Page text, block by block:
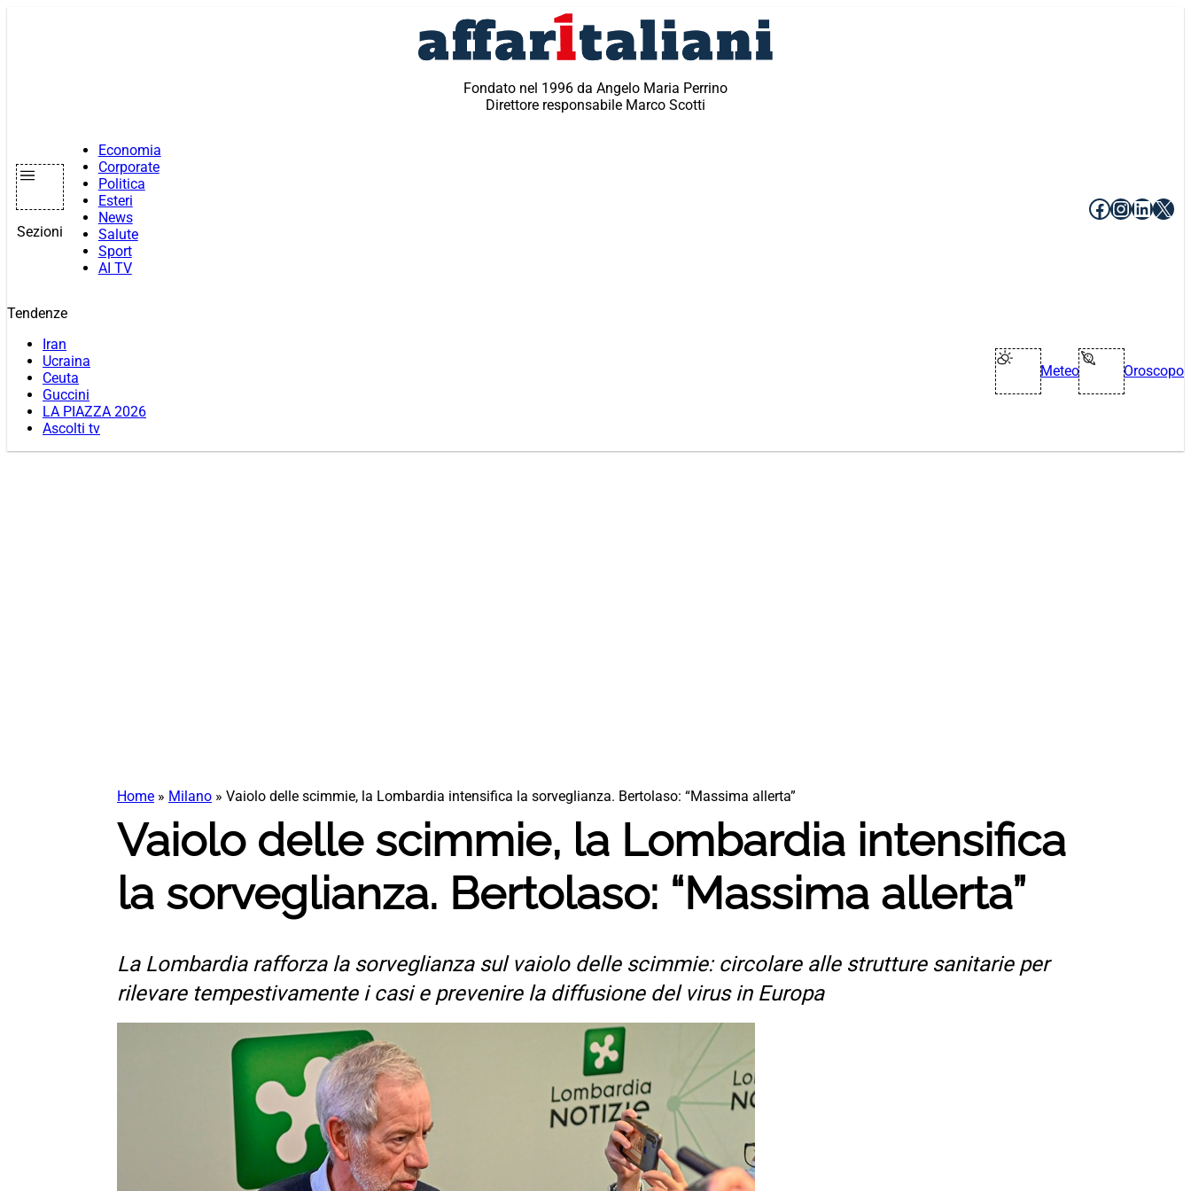
Fondato nel 1996 da Angelo Maria Perrino
Direttore responsabile Marco Scotti
Sezioni
Economia
Corporate
Politica
Esteri
News
Salute
Sport
AI TV
Facebook
X
Tendenze
Iran
Ucraina
Ceuta
Guccini
LA PIAZZA 2026
Ascolti tv
Meteo Oroscopo
Home » Milano » Vaiolo delle scimmie, la Lombardia intensifica la sorveglianza. Bertolaso: “Massima allerta”
Vaiolo delle scimmie, la Lombardia intensifica
la sorveglianza. Bertolaso: “Massima allerta”
La Lombardia rafforza la sorveglianza sul vaiolo delle scimmie: circolare alle strutture sanitarie per
rilevare tempestivamente i casi e prevenire la diffusione del virus in Europa